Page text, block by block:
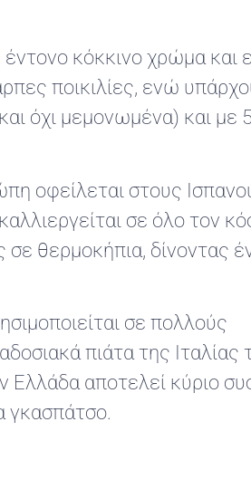
κόκκινο χρώμα και
ποικιλίες, ενώ
όχι μεμονωμένα) και με
οφείλεται στους
σε όλο τον
θερμοκήπια, δίνοντας
σε πολλούς
πιάτα της Ιταλίας
Ελλάδα αποτελεί κύριο
γκασπάτσο.